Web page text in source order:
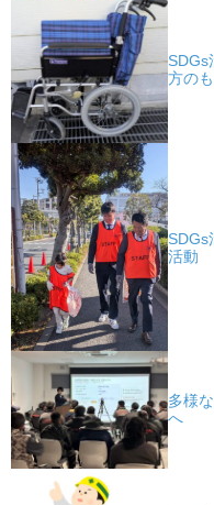
SDGs
方の
SDGs
活動
多様
へ